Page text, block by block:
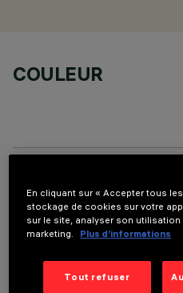
COULEUR
COMPOSANTS
En cliquant sur « Accepter tous
stockage de cookies sur votre
sur le site, analyser son
marketing.
Plus d’informations
Tout refuser